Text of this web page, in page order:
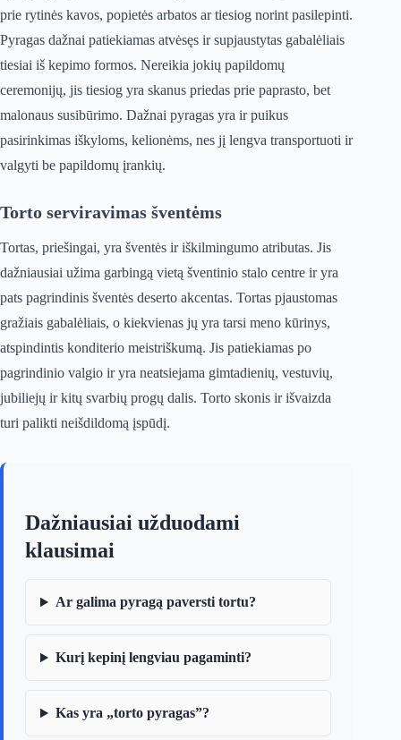
prie rytinės kavos, popietės arbatos ar tiesiog norint pasilepinti.
Pyragas dažnai patiekiamas atvėsęs ir supjaustytas gabalėliais
tiesiai iš kepimo formos. Nereikia jokių papildomų
ceremonijų, jis tiesiog yra skanus priedas prie paprasto, bet
malonaus susibūrimo. Dažnai pyragas yra ir puikus
pasirinkimas iškyloms, kelionėms, nes jį lengva transportuoti ir
valgyti be papildomų įrankių.
Torto serviravimas šventėms
Tortas, priešingai, yra šventės ir iškilmingumo atributas. Jis
dažniausiai užima garbingą vietą šventinio stalo centre ir yra
pats pagrindinis šventės deserto akcentas. Tortas pjaustomas
gražiais gabalėliais, o kiekvienas jų yra tarsi meno kūrinys,
atspindintis konditerio meistriškumą. Jis patiekiamas po
pagrindinio valgio ir yra neatsiejama gimtadienių, vestuvių,
jubiliejų ir kitų svarbių progų dalis. Torto skonis ir išvaizda
turi palikti neišdildomą įspūdį.
Dažniausiai užduodami
klausimai
Ar galima pyragą paversti tortu?
Kurį kepinį lengviau pagaminti?
Kas yra „torto pyragas”?